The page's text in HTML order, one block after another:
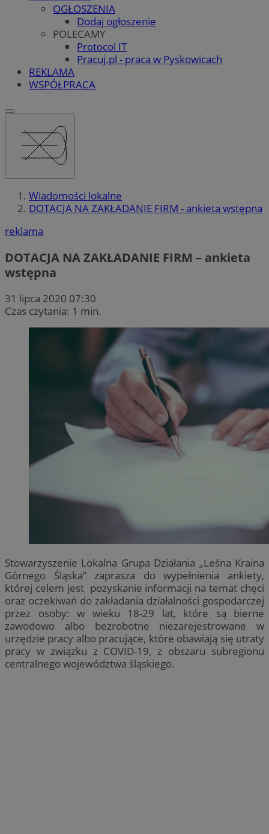
OGŁOSZENIA
Dodaj ogłoszenie
POLECAMY
Protocol IT
Pracuj.pl - praca w Pyskowicach
REKLAMA
WSPÓŁPRACA
Wiadomości lokalne
DOTACJA NA ZAKŁADANIE FIRM - ankieta wstępna
reklama
DOTACJA NA ZAKŁADANIE FIRM – ankieta
wstępna
31 lipca 2020 07:30
Czas czytania: 1 min.
Stowarzyszenie Lokalna Grupa Działania „Leśna Kraina
Górnego Śląska” zaprasza do wypełnienia ankiety,
której celem jest pozyskanie informacji na temat chęci
oraz oczekiwań do zakładania działalności gospodarczej
przez osoby: w wieku 18-29 lat, które są bierne
zawodowo albo bezrobotne niezarejestrowane w
urzędzie pracy albo pracujące, które obawiają się utraty
pracy w związku z COVID-19, z obszaru subregionu
centralnego województwa śląskiego.